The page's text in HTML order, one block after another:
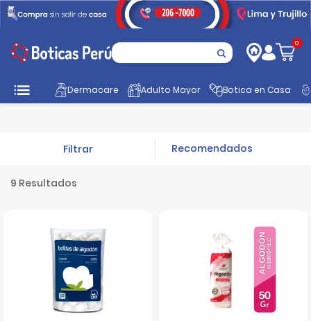
0
Dermacare Adulto Mayor Botica en Casa
Inicio Botiquin Algodón y Gasa
9 Resultados
Filtrar